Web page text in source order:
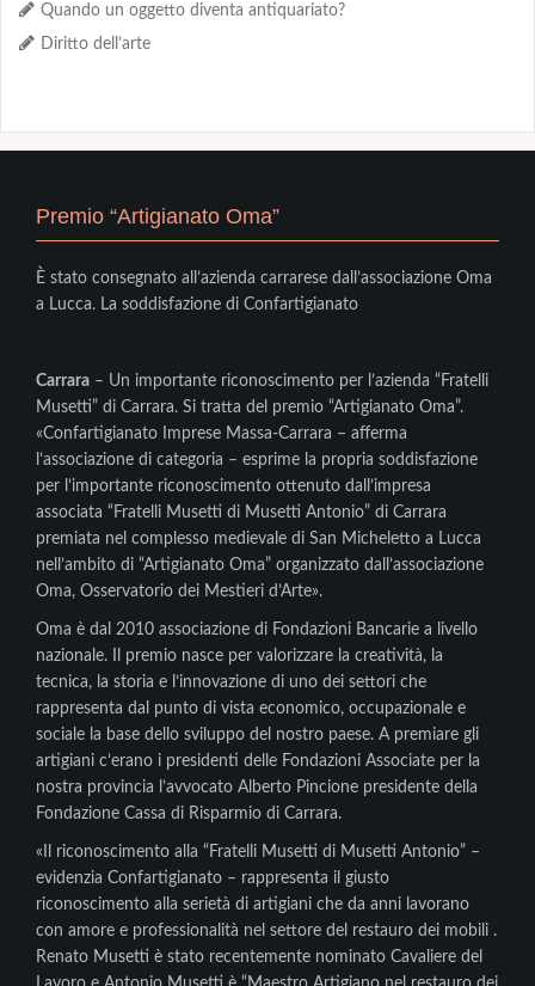
Quando un oggetto diventa antiquariato?
Diritto dell’arte
Premio “Artigianato Oma”
È stato consegnato all’azienda carrarese dall’associazione Oma
a Lucca. La soddisfazione di Confartigianato
Carrara – Un importante riconoscimento per l’azienda “Fratelli
Musetti” di Carrara. Si tratta del premio “Artigianato Oma”.
«Confartigianato Imprese Massa-Carrara – afferma
l’associazione di categoria – esprime la propria soddisfazione
per l’importante riconoscimento ottenuto dall’impresa
associata “Fratelli Musetti di Musetti Antonio” di Carrara
premiata nel complesso medievale di San Micheletto a Lucca
nell’ambito di “Artigianato Oma” organizzato dall’associazione
Oma, Osservatorio dei Mestieri d’Arte».
Oma è dal 2010 associazione di Fondazioni Bancarie a livello
nazionale. Il premio nasce per valorizzare la creatività, la
tecnica, la storia e l’innovazione di uno dei settori che
rappresenta dal punto di vista economico, occupazionale e
sociale la base dello sviluppo del nostro paese. A premiare gli
artigiani c’erano i presidenti delle Fondazioni Associate per la
nostra provincia l’avvocato Alberto Pincione presidente della
Fondazione Cassa di Risparmio di Carrara.
«Il riconoscimento alla “Fratelli Musetti di Musetti Antonio” –
evidenzia Confartigianato – rappresenta il giusto
riconoscimento alla serietà di artigiani che da anni lavorano
con amore e professionalità nel settore del restauro dei mobili .
Renato Musetti è stato recentemente nominato Cavaliere del